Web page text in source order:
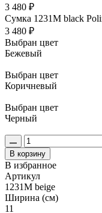
3 480 ₽
Сумка 1231M black
3 480 ₽
Выбран цвет
Бежевый
Выбран цвет
Коричневый
Выбран цвет
Черный
В корзину
В избранное
Артикул
1231M beige
Ширина (см)
11